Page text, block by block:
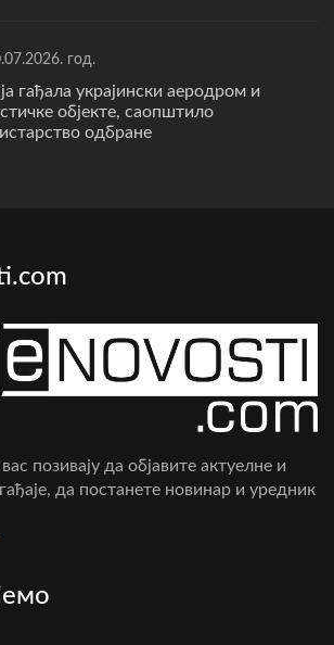
год.
гађала украјински аеродром и
објекте, саопштило
одбране
позивају да објавите актуелне и
да постанете новинар и уредник